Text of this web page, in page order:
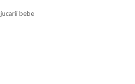
jucarii bebe